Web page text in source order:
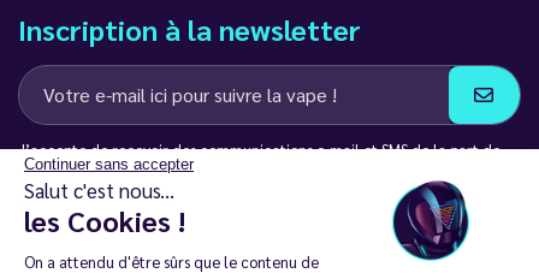
Continuer sans accepter
Salut c'est nous...
les Cookies !
On a attendu d'être sûrs que le contenu de
Inscription à la newsletter
J’accepte de recevoir des communications e-mail et SMS de la part de
LD Groupe
Restez en contact